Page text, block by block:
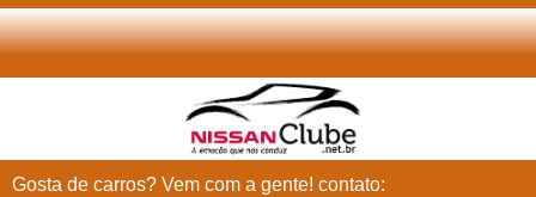
Gosta de carros? Vem com a gente! contato: